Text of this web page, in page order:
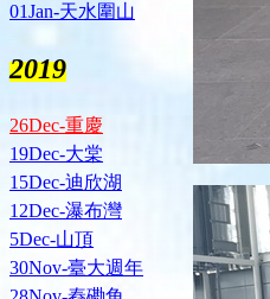
01Jan-天水圍山
2019
26Dec-重慶
19Dec-大棠
15Dec-迪欣湖
12Dec-瀑布灣
5Dec-山頂
30Nov-臺大週年